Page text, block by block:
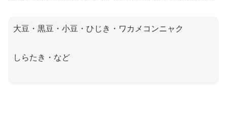
大豆・黒豆・小豆・ひじき・ワカメコンニャク
しらたき・など